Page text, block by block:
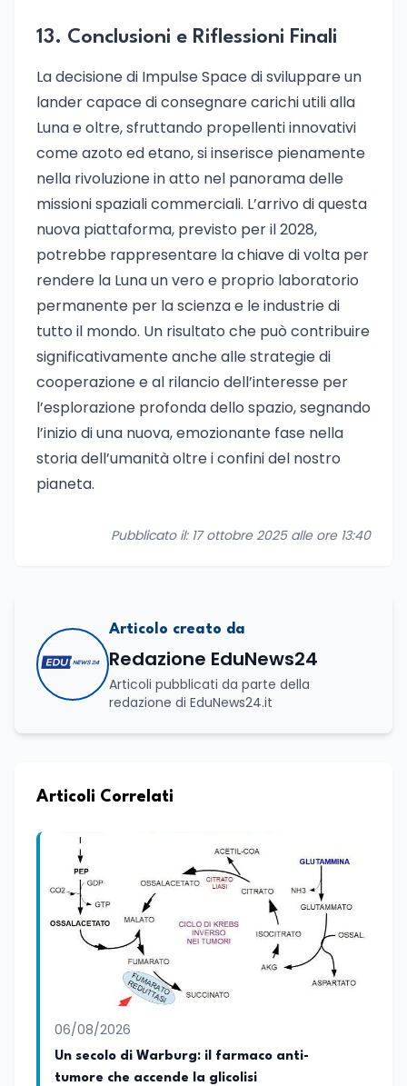
13. Conclusioni e Riflessioni Finali
La decisione di Impulse Space di sviluppare un
lander capace di consegnare carichi utili alla
Luna e oltre, sfruttando propellenti innovativi
come azoto ed etano, si inserisce pienamente
nella rivoluzione in atto nel panorama delle
missioni spaziali commerciali. L’arrivo di questa
nuova piattaforma, previsto per il 2028,
potrebbe rappresentare la chiave di volta per
rendere la Luna un vero e proprio laboratorio
permanente per la scienza e le industrie di
tutto il mondo. Un risultato che può contribuire
significativamente anche alle strategie di
cooperazione e al rilancio dell’interesse per
l’esplorazione profonda dello spazio, segnando
l’inizio di una nuova, emozionante fase nella
storia dell’umanità oltre i confini del nostro
pianeta.
Pubblicato il: 17 ottobre 2025 alle ore 13:40
Articolo creato da
Redazione EduNews24
Articoli pubblicati da parte della
redazione di EduNews24.it
Articoli Correlati
06/08/2026
Un secolo di Warburg: il farmaco anti-
tumore che accende la glicolisi